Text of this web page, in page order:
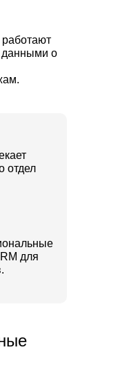
работают
данными о
отдел
для